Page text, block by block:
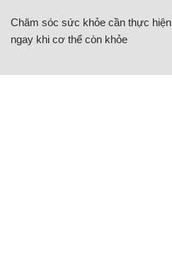
Chăm sóc sức khỏe cần thực hiện
ngay khi cơ thể còn khỏe